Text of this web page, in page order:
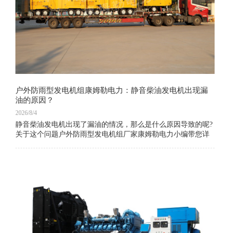
户外防雨型发电机组康姆勒电力：静音柴油发电机出现漏
油的原因？
2026/8/4
静音柴油发电机出现了漏油的情况，那么是什么原因导致的呢?
关于这个问题户外防雨型发电机组厂家康姆勒电力小编带您详